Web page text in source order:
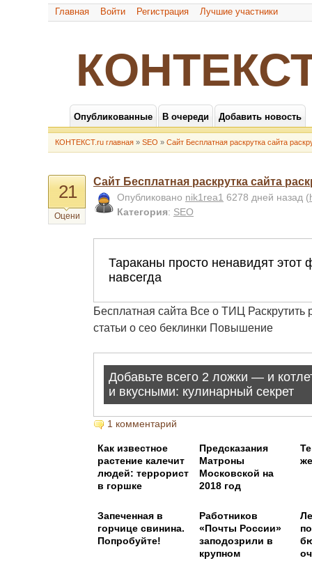
Главная Войти Регистрация Лучшие участники
Опубликованные В очереди Добавить новость
КОНТЕКСТ.ru главная » SEO » Сайт Бесплатная раскрутка сайта
21
Оцени
Сайт Бесплатная раскрутка сайта
Опубликовано nik1rea1 6278 дней назад (
Категория: SEO
Бесплатная сайта Все о ТИЦ Раскрутить
статьи о сео беклинки Повышение
1 комментарий
Как известное
растение калечит
людей: террорист
в горшке
Предсказания
Матроны
Московской на
2018 год
Запеченная в
горчице свинина.
Попробуйте!
Работников
«Почты России»
заподозрили в
крупном